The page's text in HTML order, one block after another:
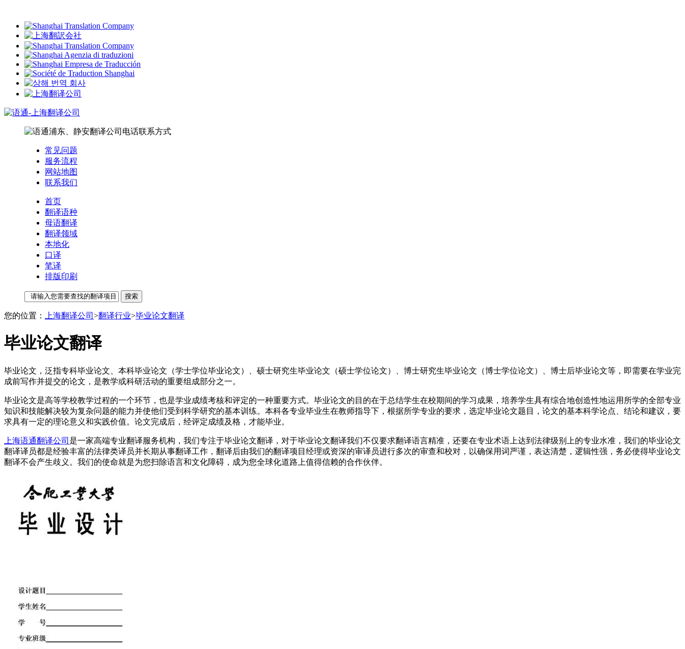
常见问题
服务流程
网站地图
联系我们
首页
翻译语种
母语翻译
翻译领域
本地化
口译
笔译
排版印刷
您的位置： 上海翻译公司 >翻译行业>毕业论文翻译
毕业论文翻译
毕业论文，泛指专科毕业论文、本科毕业论文（学士学位毕业论文）、硕士研究生毕业论文（硕士学位论文）、博士研究生毕业论文（博士学位论文）、博士后毕业论文等，即需要在学业完
成前写作并提交的论文，是教学或科研活动的重要组成部分之一。
毕业论文是高等学校教学过程的一个环节，也是学业成绩考核和评定的一种重要方式。毕业论文的目的在于总结学生在校期间的学习成果，培养学生具有综合地创造性地运用所学的全部专业
知识和技能解决较为复杂问题的能力并使他们受到科学研究的基本训练。本科各专业毕业生在教师指导下，根据所学专业的要求，选定毕业论文题目，论文的基本科学论点、结论和建议，要
求具有一定的理论意义和实践价值。论文完成后，经评定成绩及格，才能毕业。
上海语通翻译公司 是一家高端专业翻译服务机构，我们专注于毕业论文翻译，对于毕业论文翻译我们不仅要求翻译语言精准，还要在专业术语上达到法律级别上的专业水准，我们的毕业论文
翻译译员都是经验丰富的法律类译员并长期从事翻译工作，翻译后由我们的翻译项目经理或资深的审译员进行多次的审查和校对，以确保用词严谨，表达清楚，逻辑性强，务必使得毕业论文
翻译不会产生歧义。我们的使命就是为您扫除语言和文化障碍，成为您全球化道路上值得信赖的合作伙伴。